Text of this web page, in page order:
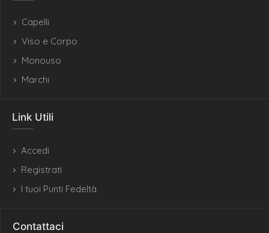
Capelli
Viso e Corpo
Monouso
Marchi
Link Utili
Accedi
Registrati
I tuoi Punti Fedeltà
Contattaci